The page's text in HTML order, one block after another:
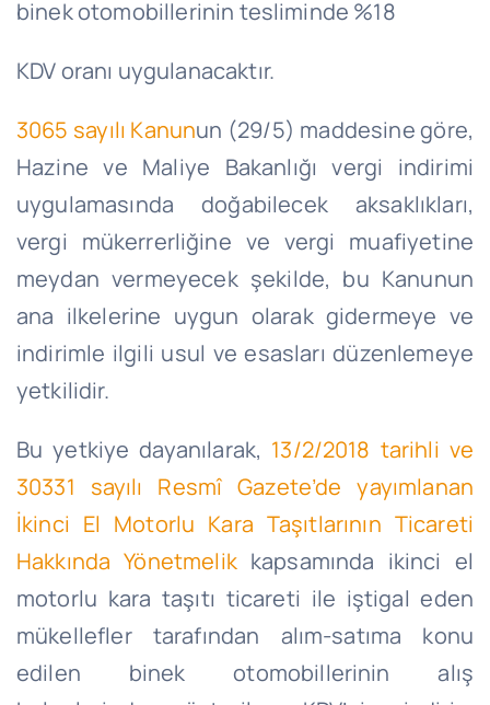
binek otomobillerinin tesliminde %18
KDV oranı uygulanacaktır.
3065 sayılı Kanunun (29/5) maddesine göre,
Hazine ve Maliye Bakanlığı vergi indirimi
uygulamasında doğabilecek aksaklıkları,
vergi mükerrerliğine ve vergi muafiyetine
meydan vermeyecek şekilde, bu Kanunun
ana ilkelerine uygun olarak gidermeye ve
indirimle ilgili usul ve esasları düzenlemeye
yetkilidir.
Bu yetkiye dayanılarak, 13/2/2018 tarihli ve
30331 sayılı Resmî Gazete’de yayımlanan
İkinci El Motorlu Kara Taşıtlarının Ticareti
Hakkında Yönetmelikkapsamında ikinci el
motorlu kara taşıtı ticareti ile iştigal eden
mükellefler tarafından alım-satıma konu
edilen binek otomobillerinin alış